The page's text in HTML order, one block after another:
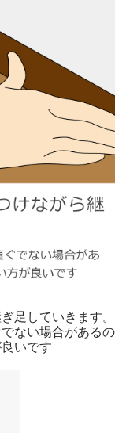
足していきます。
ない場合があるの
いです